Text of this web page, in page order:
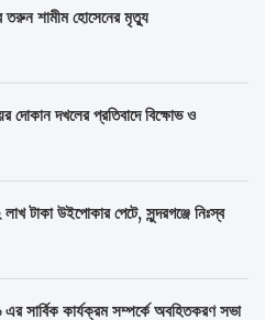
তরুন শামীম হোসেনের মৃত্যু
দোকান দখলের প্রতিবাদে বিক্ষোভ ও
টাকা উইপোকার পেটে, সুন্দরগঞ্জে নিঃস্ব
সার্বিক কার্যক্রম সম্পর্কে অবহিতকরণ সভা